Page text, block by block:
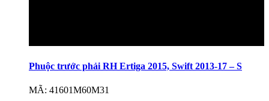
Phuộc trước phải RH Ertiga 2015, Swift 2013-17 – S
MÃ: 41601M60M31